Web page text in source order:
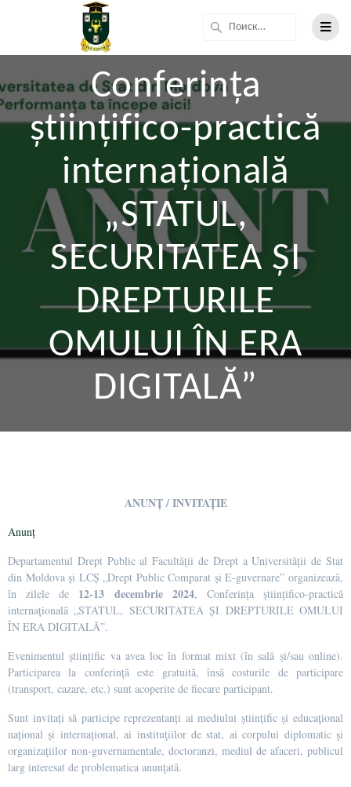
Conferința
științifico-practică
internațională
„STATUL,
SECURITATEA ȘI
DREPTURILE
OMULUI ÎN ERA
DIGITALĂ”
ANUNȚ / INVITAȚIE
Anunț
Departamentul Drept Public al Facultății de Drept a Universității de Stat
din Moldova și LCȘ „Drept Public Comparat și E-guvernare” organizează,
în zilele de 12-13 decembrie 2024, Conferința științifico-practică
internațională „STATUL, SECURITATEA ȘI DREPTURILE OMULUI
ÎN ERA DIGITALĂ”.
Evenimentul științific va avea loc în format mixt (în sală și/sau online).
Participarea la conferință este gratuită, însă costurile de participare
(transport, cazare, etc.) sunt acoperite de fiecare participant.
Sunt invitați să participe reprezentanți ai mediului ştiinţific şi educaţional
național și internațional, ai instituţiilor de stat, ai corpului diplomatic şi
organizaţiilor non-guvernamentale, doctoranzi, mediul de afaceri, publicul
larg interesat de problematica anunţată.